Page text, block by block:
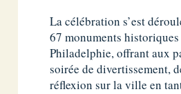
La célébration s’est
67 monuments
Philadelphie, offrant aux
soirée de divertissement,
réflexion sur la ville en